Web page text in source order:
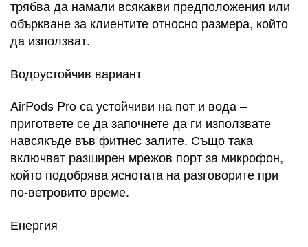
трябва да намали всякакви предположения или
объркване за клиентите относно размера, който
да използват.
Водоустойчив вариант
AirPods Pro са устойчиви на пот и вода –
пригответе се да започнете да ги използвате
навсякъде във фитнес залите. Също така
включват разширен мрежов порт за микрофон,
който подобрява яснотата на разговорите при
по-ветровито време.
Енергия